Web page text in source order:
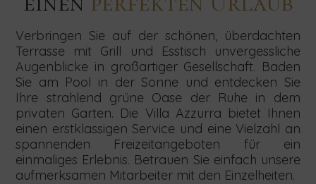
Verbringen Sie auf der schönen, überdachten
Terrasse mit Grill und Esstisch unvergessliche
Augenblicke in großartiger Gesellschaft. Baden
Sie am Pool in der Sonne und entdecken Sie
Ihre strahlend grüne Oase der Ruhe in dem
privaten Garten. Die Villa Azzurra bietet Ihnen
einen erstklassigen Service und eine Vielzahl an
spannenden Freizeitangeboten für ein
einmaliges Erlebnis. Betrauen Sie einfach unsere
aufmerksamen Mitarbeiter mit den Einzelheiten.